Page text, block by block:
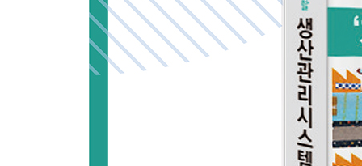
3-6 생산 관리 기능(3) 단기 생산 계획·자재 소요량
3-7 생산 관리 기능(4) 소요량 계산: 자재 소요량,
3-8 생산 관리 기능(5) MRP와 제조번호 관리의 차
3-9 주변·특수 업무: BOM 관리와 레시피 관리
3-10 생산 관리 기능(6) 제품 데이터와 BOM 관리,
3-11 생산 관리 기능(7) 신제품 계획·시제작 업무
3-12 제품 라이프사이클 관련 주변 업무